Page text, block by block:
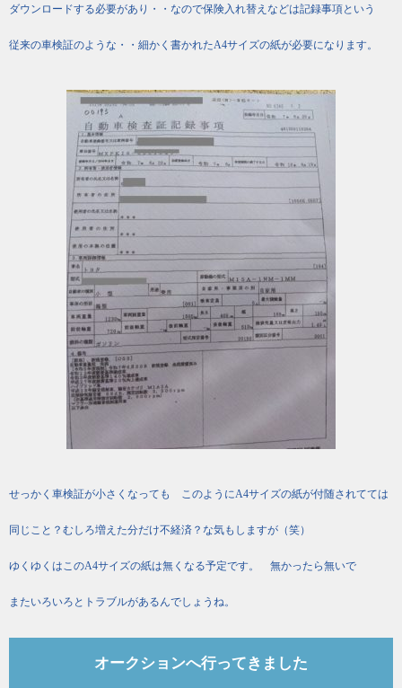
ダウンロードする必要があり・・なので保険入れ替えなどは記録事項という
従来の車検証のような・・細かく書かれたA4サイズの紙が必要になります。
せっかく車検証が小さくなっても このようにA4サイズの紙が付随されてては
同じこと？むしろ増えた分だけ不経済？な気もしますが（笑）
ゆくゆくはこのA4サイズの紙は無くなる予定です。 無かったら無いで
またいろいろとトラブルがあるんでしょうね。
オークションへ行ってきました